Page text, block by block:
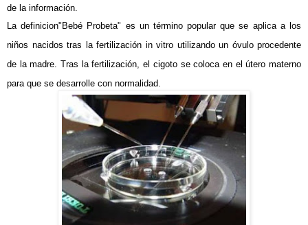
de la información.
La definicion"Bebé Probeta" es un término popular que se aplica a los
niños nacidos tras la fertilización in vitro utilizando un óvulo procedente
de la madre. Tras la fertilización, el cigoto se coloca en el útero materno
para que se desarrolle con normalidad.